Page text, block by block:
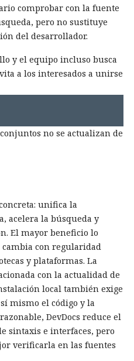
comprobar con la fuente
pero no sustituye
del desarrollador.
y el equipo incluso busca
a los interesados a unirse
no se actualizan de
unifica la
acelera la búsqueda y
El mayor beneficio lo
con regularidad
y plataformas. La
con la actualidad de
local también exige
mismo el código y la
DevDocs reduce el
sintaxis e interfaces, pero
verificarla en las fuentes